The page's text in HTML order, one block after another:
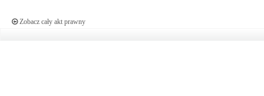
Zobacz cały akt prawny